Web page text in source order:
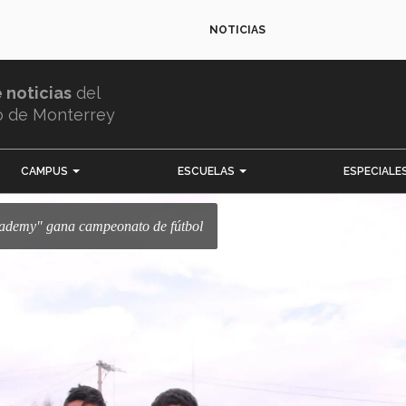
NOTICIAS
noticias del
de Monterrey
CAMPUS ESCUELAS
gana campeonato de fútbol